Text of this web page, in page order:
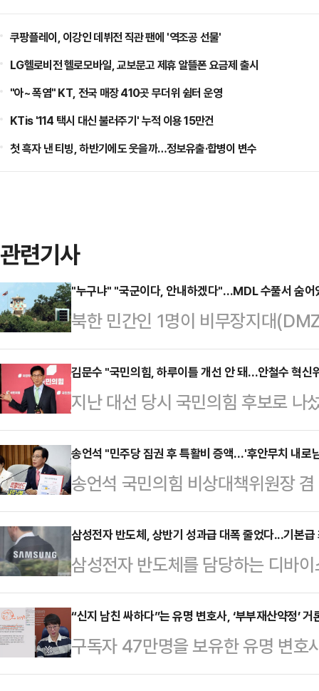
쿠팡플레이, 이강인 데뷔전 직관 팬에 '역조공 선물'
LG헬로비전 헬로모바일, 교보문고 제휴 알뜰폰 요금제 출시
"아~ 폭염" KT, 전국 매장 410곳 무더위 쉼터 운영
KTis '114 택시 대신 불러주기' 누적 이용 15만건
첫 흑자 낸 티빙, 하반기에도 웃을까…정보유출·합병이 변수
관련기사
"누구냐" "국군이다, 안내하겠다"…MDL 수풀서 숨어
북한 민간인 1명이 비무장지대
신병을 확보해 남하 경위를 조사하
3일 야간 중서부 전선에서 MDL을
이 확보했다.합참은 "군은 MDL 일
고, 정상적인 유도 작전을 실시해
서는 관계기관에서 조사 예정"이라
향은 없으며, 군은 유엔군사령부에
다.군에 포착된 신병은…
김문수 "국민의힘, 하루이틀 개선 안 돼…안철수 혁신
지난 대선 당시 국민의힘 후보로 나
신위원장으로 안철수 의원이 내정
고 적합한 혁신위원장이라고 생각
국회를 찾아 송언석 비상대책위원
이같이 답했다.그는 국민의힘이 개
해서 많은 차이가 있다"며 "하루 이
것"이라고 언급했다.당 지지율이
각해야지 여론에 지…
송언석 "민주당 집권 후 특활비 증액…'후안무치 내로
송언석 국민의힘 비상대책위원장
서 더불어민주당이 야당 시절 전액
추진하는 것을 두고 "후안무치이자
표는 4일 오전 서울 여의도 국회에
었을 당시에는 특활비가 불필요하
는 것이야말로 전형적인 이중잣대"
난해 12월 2025년도 예산안 심사
실의 특수활동비(82억5천100만
삼성전자 반도체, 상반기 성과급 대폭 줄었다...기본
삼성전자 반도체를 담당하는 디바
급이 최대 월 기본급의 25%로 책
해 올해 상반기 '목표달성 장려
지급률을 공지했다.TAI는 삼성전자
기 한 차례씩 실적을 토대로 소속
“신지 남친 싸하다”는 유명 변호사, ‘부부재산약정’
구독자 47만명을 보유한 유명 변호
대해 우려의 목소리를 냈다.지난 2